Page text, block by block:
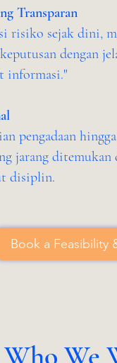
Transparan
risiko sejak dini,
dengan
informasi."
pengadaan
jarang
disiplin.
Book a Feasibility
Who We